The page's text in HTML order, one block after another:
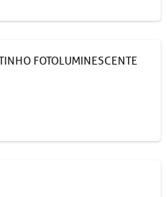
FOTOLUMINESCENTE